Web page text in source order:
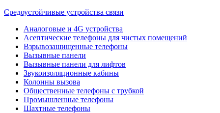
Средоустойчивые устройства связи
Аналоговые и 4G устройства
Асептические телефоны для чистых помещений
Взрывозащищенные телефоны
Вызывные панели
Вызывные панели для лифтов
Звукоизоляционные кабины
Колонны вызова
Общественные телефоны с трубкой
Промышленные телефоны
Шахтные телефоны